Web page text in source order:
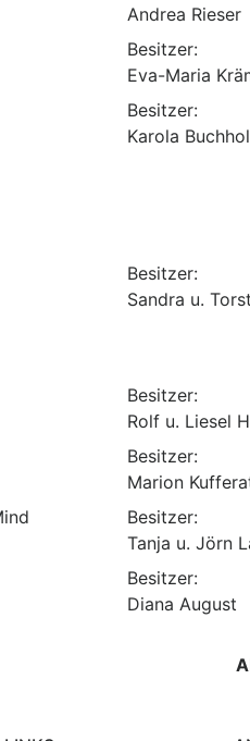
Andrea Rieser
Besitzer:
Eva-Maria
Besitzer:
Karola
Besitzer:
Sandra u.
Besitzer:
Rolf u. Liesel
Besitzer:
Marion
Besitzer:
Tanja u. Jörn
Besitzer:
Diana August